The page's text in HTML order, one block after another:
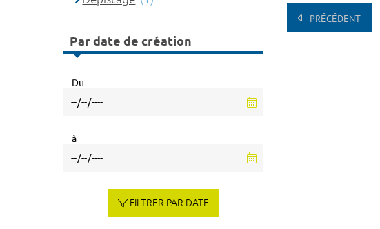
PRÉCÉDENT
Par date de création
Du
à
FILTRER PAR DATE